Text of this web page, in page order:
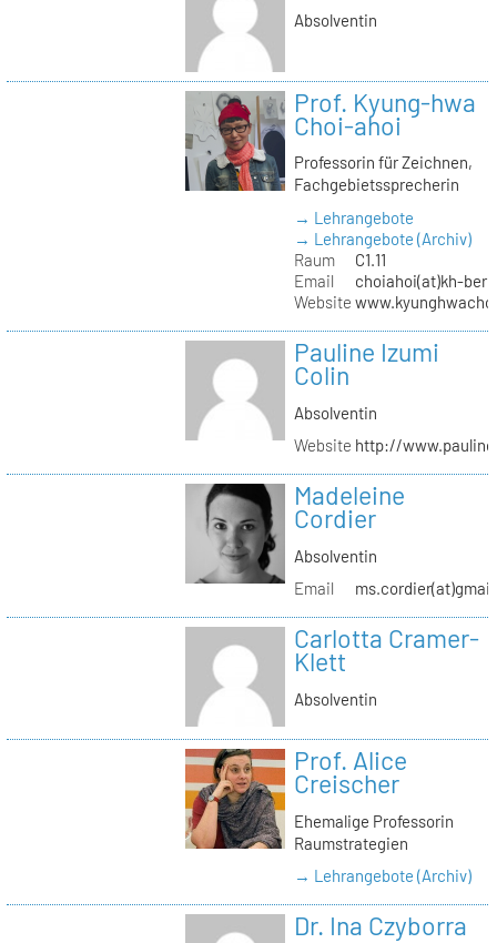
Absolventin
Prof. Kyung-hwa
Choi-ahoi
Professorin für Zeichnen,
Fachgebietssprecherin
→ Lehrangebote
→ Lehrangebote (Archiv)
Raum
C1.11
Email
choiahoi(at)kh-
Website
Pauline Izumi
Colin
Absolventin
Website http://
Madeleine
Cordier
Absolventin
Email
Carlotta Cramer-
Klett
Absolventin
Prof. Alice
Creischer
Ehemalige Professorin
Raumstrategien
→ Lehrangebote (Archiv)
Dr. Ina Czyborra